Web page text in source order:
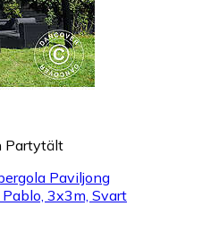
Partytält
Paviljong
3x3m, Svart